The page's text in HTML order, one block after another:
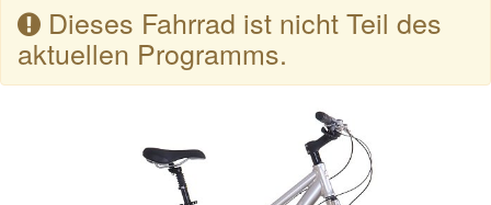
Dieses Fahrrad ist nicht Teil des
aktuellen Programms.